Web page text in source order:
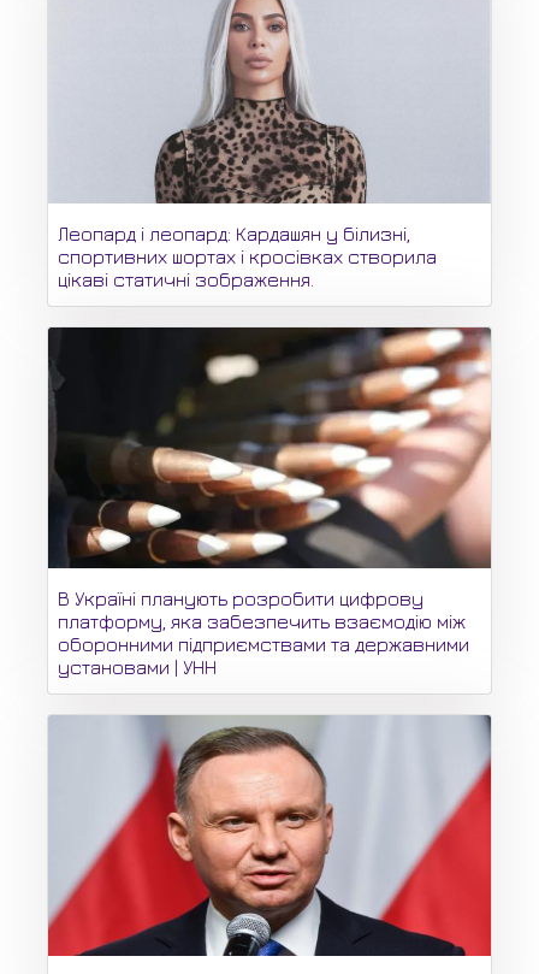
Леопард і леопард: Кардашян у білизні,
спортивних шортах і кросівках створила
цікаві статичні зображення.
В Україні планують розробити цифрову
платформу, яка забезпечить взаємодію між
оборонними підприємствами та державними
установами | УНН